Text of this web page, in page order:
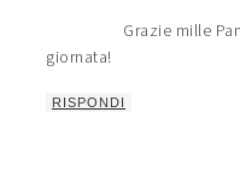
Grazie mille
giornata!
RISPONDI